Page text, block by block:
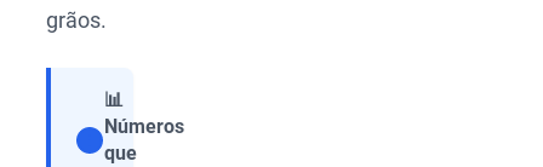
grãos.
📊
Números
que